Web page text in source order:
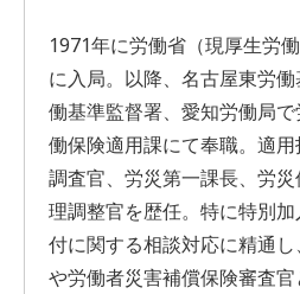
1971年に労働省（現厚生労
に入局。以降、名古屋東労
働基準監督署、愛知労働局
働保険適用課にて奉職。適
調査官、労災第一課長、労
理調整官を歴任。特に特別
付に関する相談対応に精通
や労働者災害補償保険審査